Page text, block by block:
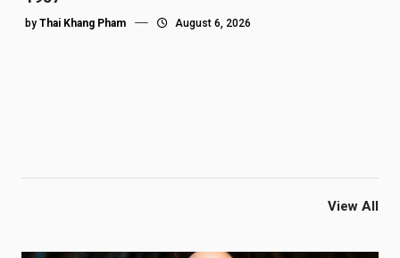
by Thai Khang Pham August 6, 2026
View All